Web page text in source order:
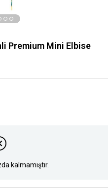
Premium Mini Elbise
kalmamıştır.